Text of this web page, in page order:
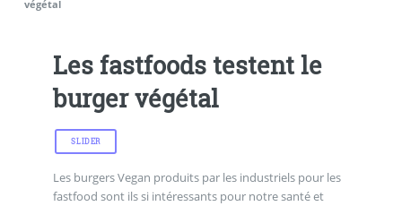
végétal
Les fastfoods testent le
burger végétal
SLIDER
Les burgers Vegan produits par les industriels pour les
fastfood sont ils si intéressants pour notre santé et